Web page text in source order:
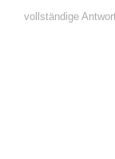
vollständige